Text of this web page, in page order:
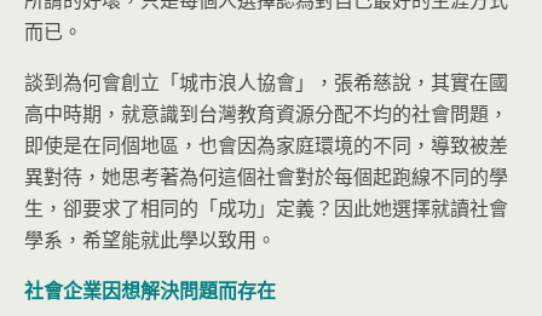
而已。
談到為何會創立「城市浪人協會」，張希慈說，其實在國
高中時期，就意識到台灣教育資源分配不均的社會問題，
即使是在同個地區，也會因為家庭環境的不同，導致被差
異對待，她思考著為何這個社會對於每個起跑線不同的學
生，卻要求了相同的「成功」定義？因此她選擇就讀社會
學系，希望能就此學以致用。
社會企業因想解決問題而存在